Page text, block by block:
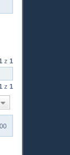
z 1
z 1